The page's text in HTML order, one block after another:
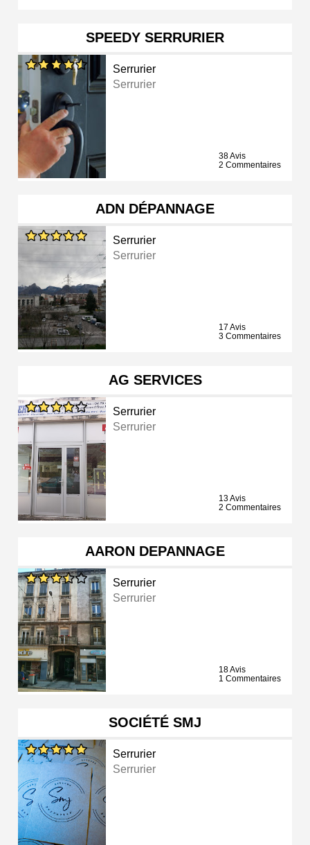
SPEEDY SERRURIER
Serrurier
Serrurier
38 Avis
2 Commentaires
ADN DÉPANNAGE
Serrurier
Serrurier
17 Avis
3 Commentaires
AG SERVICES
Serrurier
Serrurier
13 Avis
2 Commentaires
AARON DEPANNAGE
Serrurier
Serrurier
18 Avis
1 Commentaires
SOCIÉTÉ SMJ
Serrurier
Serrurier